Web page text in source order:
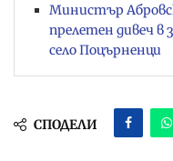
Министър
прелетен дивеч
село Поцърненци
СПОДЕЛИ